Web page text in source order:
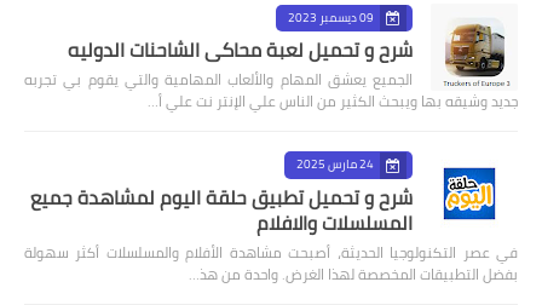
09 ديسمبر 2023
شرح و تحميل لعبة محاكى الشاحنات الدوليه
الجميع يعشق المهام والألعاب المهامية والتي يقوم بي تجربه
جديد وشيقه بها ويبحث الكثير من الناس علي الإنتر نت علي أ…
24 مارس 2025
شرح و تحميل تطبيق حلقة اليوم لمشاهدة جميع
المسلسلات والافلام
في عصر التكنولوجيا الحديثة، أصبحت مشاهدة الأفلام والمسلسلات أكثر سهولة
بفضل التطبيقات المخصصة لهذا الغرض. واحدة من هذ…